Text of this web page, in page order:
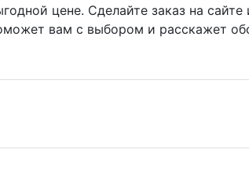
цене. Сделайте заказ на
вам с выбором и расскажет